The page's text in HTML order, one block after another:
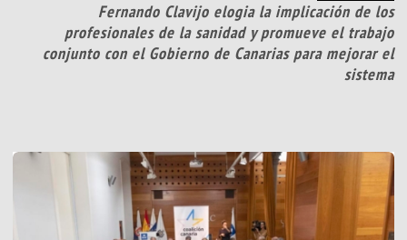
Fernando Clavijo elogia la implicación de los
profesionales de la sanidad y promueve el trabajo
conjunto con el Gobierno de Canarias para mejorar el
sistema